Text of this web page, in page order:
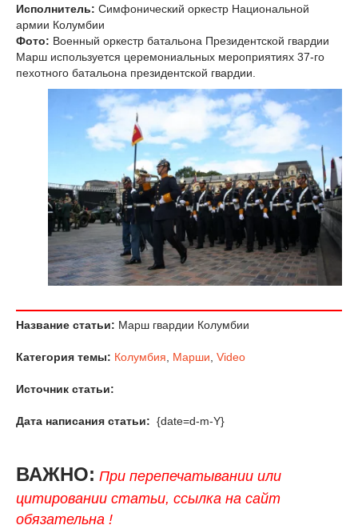
Исполнитель: Симфонический оркестр Национальной
армии Колумбии
Фото: Военный оркестр батальона Президентской гвардии
Марш используется церемониальных мероприятиях 37-го
пехотного батальона президентской гвардии.
Название статьи: Марш гвардии Колумбии
Категория темы: Колумбия Марши Video
Источник статьи:
Дата написания статьи: {date=d-m-Y}
ВАЖНО: При перепечатывании или
цитировании статьи, ссылка на сайт
обязательна !